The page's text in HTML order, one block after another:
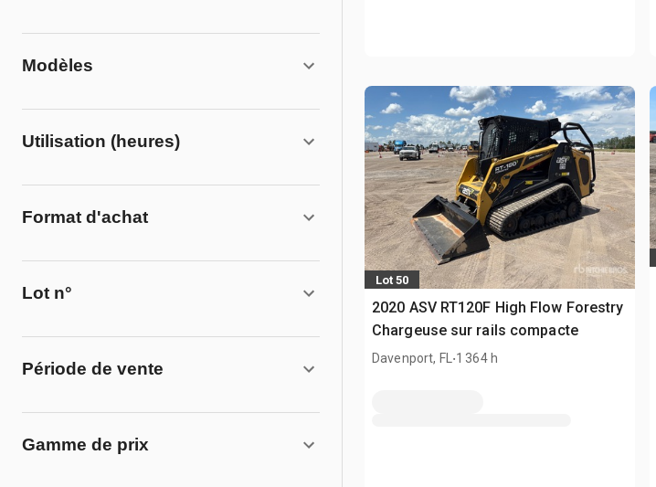
Modèles
Utilisation (heures)
Format d'achat
Lot n°
Période de vente
Gamme de prix
Lot 50
2020 ASV RT120F High Flow Forestry
Chargeuse sur rails compacte
Davenport, FL.1 364 h